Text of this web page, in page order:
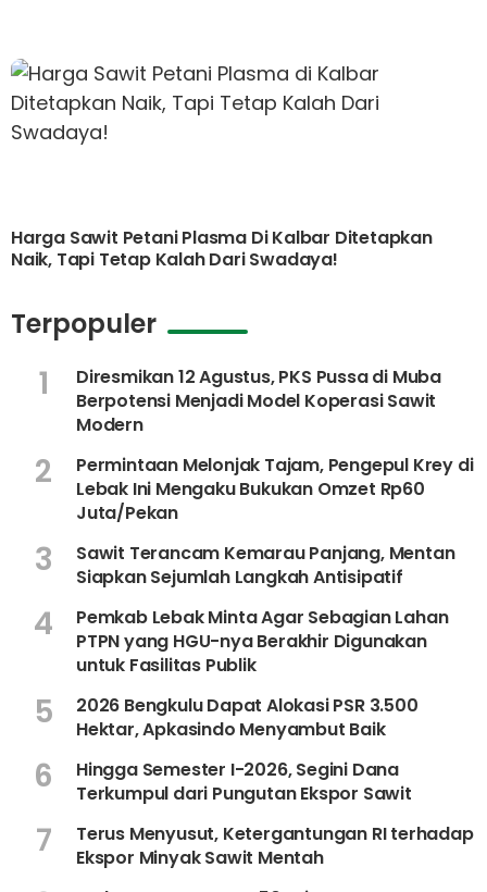
Harga Sawit Petani Plasma Di Kalbar Ditetapkan
Naik, Tapi Tetap Kalah Dari Swadaya!
Terpopuler
1
Diresmikan 12 Agustus, PKS Pussa di Muba
Berpotensi Menjadi Model Koperasi Sawit
Modern
2
Permintaan Melonjak Tajam, Pengepul Krey di
Lebak Ini Mengaku Bukukan Omzet Rp60
Juta/Pekan
3
Sawit Terancam Kemarau Panjang, Mentan
Siapkan Sejumlah Langkah Antisipatif
4
Pemkab Lebak Minta Agar Sebagian Lahan
PTPN yang HGU-nya Berakhir Digunakan
untuk Fasilitas Publik
5
2026 Bengkulu Dapat Alokasi PSR 3.500
Hektar, Apkasindo Menyambut Baik
6
Hingga Semester I-2026, Segini Dana
Terkumpul dari Pungutan Ekspor Sawit
7
Terus Menyusut, Ketergantungan RI terhadap
Ekspor Minyak Sawit Mentah